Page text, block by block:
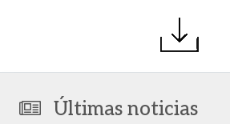
Últimas noticias